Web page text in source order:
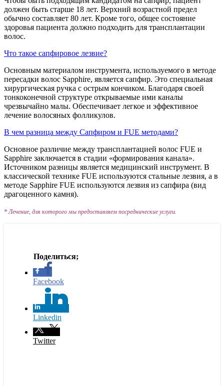
должен быть старше 18 лет. Верхний возрастной предел
обычно составляет 80 лет. Кроме того, общее состояние
здоровья пациента должно подходить для трансплантации
волос.
Что такое сапфировое лезвие?
Основным материалом инструмента, используемого в методе
пересадки волос Sapphire, является сапфир. Это специальная
хирургическая ручка с острым кончиком. Благодаря своей
тонкоконечной структуре открываемые ими каналы
чрезвычайно малы. Обеспечивает легкое и эффективное
лечение волосяных фолликулов.
В чем разница между Сапфиром и FUE методами?
Основное различие между трансплантацией волос FUE и
Sapphire заключается в стадии «формирования канала».
Источником разницы является медицинский инструмент. В
классической технике FUE используются стальные лезвия, а в
методе Sapphire FUE используются лезвия из сапфира (вид
драгоценного камня).
* Лечение, для которого мы предоставляем посреднические услуги.
Facebook
Linkedin
Twitter